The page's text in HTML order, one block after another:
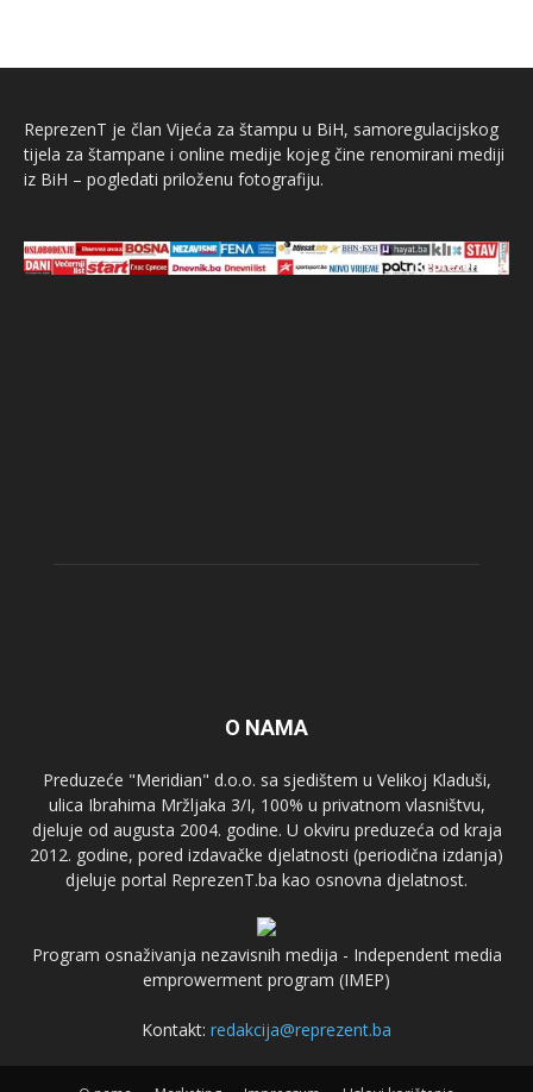
ReprezenT je član Vijeća za štampu u BiH, samoregulacijskog
tijela za štampane i online medije kojeg čine renomirani mediji
iz BiH – pogledati priloženu fotografiju.
O NAMA
Preduzeće "Meridian" d.o.o. sa sjedištem u Velikoj Kladuši,
ulica Ibrahima Mržljaka 3/I, 100% u privatnom vlasništvu,
djeluje od augusta 2004. godine. U okviru preduzeća od kraja
2012. godine, pored izdavačke djelatnosti (periodična izdanja)
djeluje portal ReprezenT.ba kao osnovna djelatnost.
Program osnaživanja nezavisnih medija - Independent media
emprowerment program (IMEP)
Kontakt: redakcija@reprezent.ba